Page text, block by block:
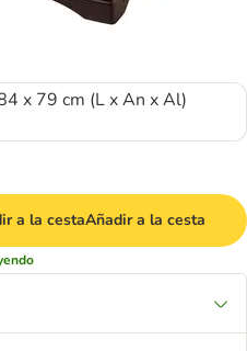
x 79 cm (L x An x Al)
a la cestaAñadir a la cesta